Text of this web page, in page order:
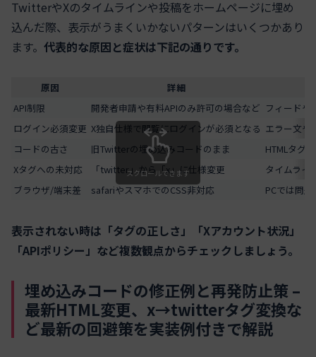
TwitterやXのタイムラインや投稿をホームページに埋め
込んだ際、表示がうまくいかないパターンはいくつかあり
ます。 代表的な原因と症状は下記の通りです。
原因
詳細
API制限
開発者申請や有料APIのみ許可の場合など フィードや
ログイン必須変更 X独自仕様で閲覧にログインが必須となる エラー文や
コードの古さ
旧Twitterの埋め込みコードのまま
HTMLタグ
Xタグへの未対応
「twitter」から「x」に仕様変更
タイムライ
ブラウザ/端末差
safariやスマホでのCSS非対応 PCでは問
スクロールできます
表示されない時は「タグの正しさ」「Xアカウント状況」
「APIポリシー」など複数観点からチェックしましょう。
埋め込みコードの修正例と再発防止策 –
最新HTML変更、x→twitterタグ変換な
ど最新の回避策を実装例付きで解説